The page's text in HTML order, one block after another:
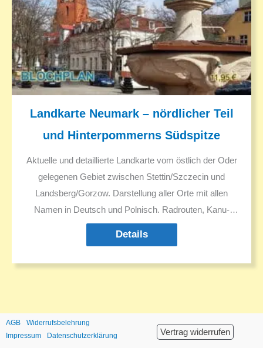
Landkarte Neumark – nördlicher Teil
und Hinterpommerns Südspitze
Aktuelle und detaillierte Landkarte vom östlich der Oder
gelegenen Gebiet zwischen Stettin/Szczecin und
Landsberg/Gorzow. Darstellung aller Orte mit allen
Namen in Deutsch und Polnisch. Radrouten, Kanu-
Trails, Sehenswürdigkeiten, Ausflugsziele.
Details
AGB
Widerrufsbelehrung
Impressum
Datenschutzerklärung Vertrag widerrufen